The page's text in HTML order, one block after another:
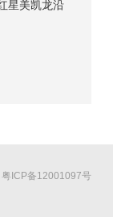
星美凯龙沿
粤ICP备12001097号